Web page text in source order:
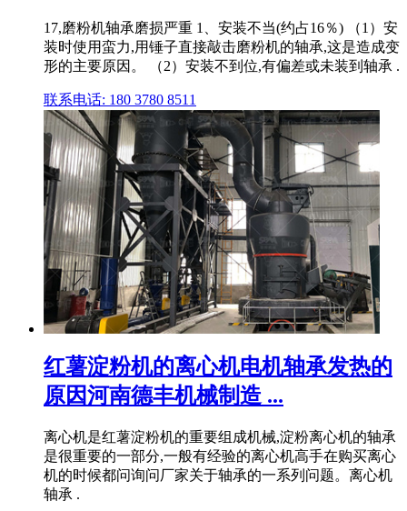
17,磨粉机轴承磨损严重 1、安装不当(约占16％) （1）安
装时使用蛮力,用锤子直接敲击磨粉机的轴承,这是造成变
形的主要原因。 （2）安装不到位,有偏差或未装到轴承 .
联系电话: 180 3780 8511
红薯淀粉机的离心机电机轴承发热的
原因河南德丰机械制造 ...
离心机是红薯淀粉机的重要组成机械,淀粉离心机的轴承
是很重要的一部分,一般有经验的离心机高手在购买离心
机的时候都问询问厂家关于轴承的一系列问题。离心机
轴承 .